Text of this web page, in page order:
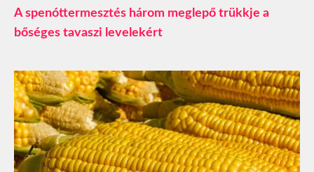
A spenóttermesztés három meglepő trükkje a
bőséges tavaszi levelekért